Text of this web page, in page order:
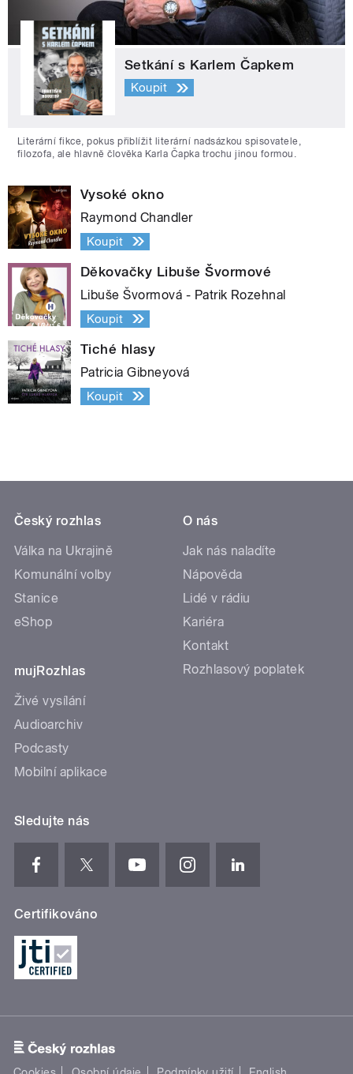
Setkání s Karlem Čapkem
Koupit
Literární fikce, pokus přiblížit literární nadsázkou spisovatele,
filozofa, ale hlavně člověka Karla Čapka trochu jinou formou.
Vysoké okno
Raymond Chandler
Koupit
Děkovačky Libuše Švormové
Libuše Švormová - Patrik Rozehnal
Koupit
Tiché hlasy
Patricia Gibneyová
Koupit
Český rozhlas
Válka na Ukrajině
Komunální volby
Stanice
eShop
mujRozhlas
Živé vysílání
Audioarchiv
Podcasty
Mobilní aplikace
O nás
Jak nás naladíte
Nápověda
Lidé v rádiu
Kariéra
Kontakt
Rozhlasový poplatek
Sledujte nás
Certifikováno